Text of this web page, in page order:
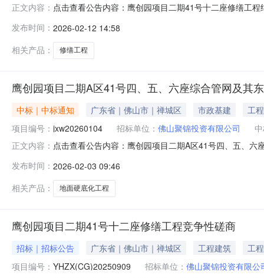
正文内容： 点击查看公告内容：鹰创园项目二期41号十二座修缮工程
发布时间： 2026-02-12 14:58
相关产品：
修缮工程
鹰创园项目二期A区41号四、五、六座综合管网及其
中标｜中标通知 广东省｜佛山市｜禅城区 市政基建
工程
项目编号： jxw20260104 招标单位： 佛山聚锦投资有限公司
正文内容： 点击查看公告内容：鹰创园项目二期A区41号四、五、
发布时间： 2026-02-03 09:46
相关产品：
地面硬底化工程
鹰创园项目二期41号十二座修缮工程竞争性磋商
招标｜招标公告 广东省｜佛山市｜禅城区 工程建筑
工程
项目编号： YHZX(CG)20250909 招标单位： 佛山聚锦投资有限公